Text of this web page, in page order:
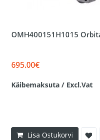
OMH400151H1015
695.00€
Käibemaksuta / Excl.Vat
Lisa Ostukorvi